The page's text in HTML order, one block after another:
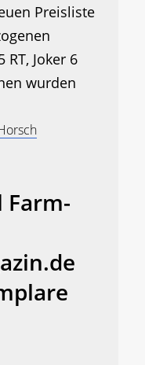
Preisliste
RT, Joker 6
wurden